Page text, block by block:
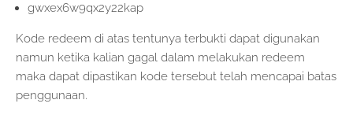
gwxex6w9qx2y22kap
Kode redeem di atas tentunya terbukti dapat digunakan
namun ketika kalian gagal dalam melakukan redeem
maka dapat dipastikan kode tersebut telah mencapai batas
penggunaan.